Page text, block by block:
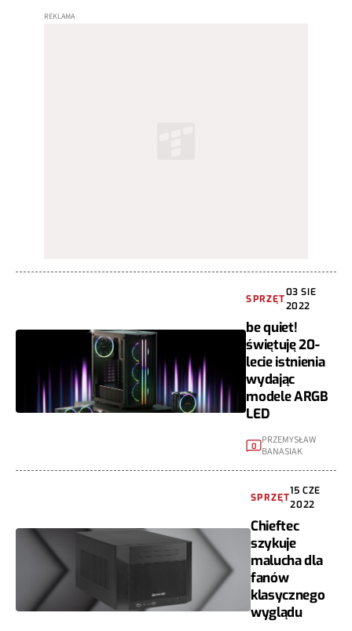
SPRZĘT
03 SIE
2022
be quiet!
świętuję 20-
lecie istnienia
wydając
modele ARGB
LED
0
PRZEMYSŁAW
BANASIAK
SPRZĘT
15 CZE
2022
Chieftec
szykuje
malucha dla
fanów
klasycznego
wyglądu